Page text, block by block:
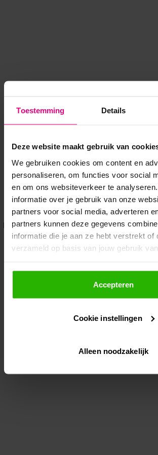
Toestemming Details
Deze website maakt gebruik van
We gebruiken cookies om content en
personaliseren, om functies voor social
en om ons websiteverkeer te
informatie over je gebruik van onze
partners voor social media, adverteren
partners kunnen deze gegevens
informatie die je aan ze hebt verstrekt of
verzameld op basis van jouw gebruik
Als je op "Accepteer" klikt, dan geef je
toestemming om cookies voor social
gepersonaliseerde advertenties te
Lees hier meer over in onsprivacybeleid
Via "Cookie instellingen" kun je ook zelf
Accepteren
Cookie instellingen
Alleen noodzakelijk
Application error: a client-side exception
loadingwww.voordeeluitjes.nl (see the
information).